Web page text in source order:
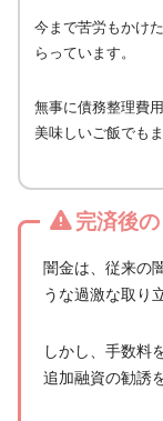
今まで苦労もかけ
らっています。
無事に債務整理費
美味しいご飯でも
完済後
闇金は、従来の
うな過激な取り
しかし、手数料
追加融資の勧誘